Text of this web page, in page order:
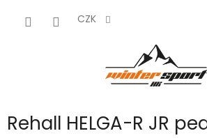
CZK
Rehall HELGA-R JR